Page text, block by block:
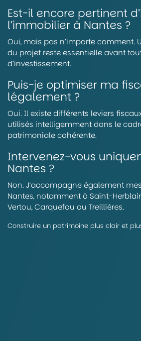
Est-il encore pertinent
l’immobilier à Nantes ?
Oui, mais pas n’importe comment.
du projet reste essentielle avant
d’investissement.
Puis-je optimiser ma
légalement ?
Oui. Il existe différents leviers
utilisés intelligemment dans le
patrimoniale cohérente.
Intervenez-vous
Nantes ?
Non. J’accompagne également
Nantes, notamment à Saint-
Vertou, Carquefou ou Treillières.
Construire un patrimoine plus clair et